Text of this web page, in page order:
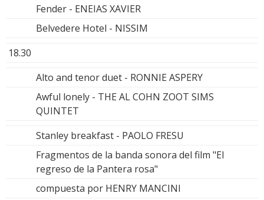
Fender - ENEIAS XAVIER
Belvedere Hotel - NISSIM
18.30
Alto and tenor duet - RONNIE ASPERY
Awful lonely - THE AL COHN ZOOT SIMS
QUINTET
Stanley breakfast - PAOLO FRESU
Fragmentos de la banda sonora del film "El
regreso de la Pantera rosa"
compuesta por HENRY MANCINI